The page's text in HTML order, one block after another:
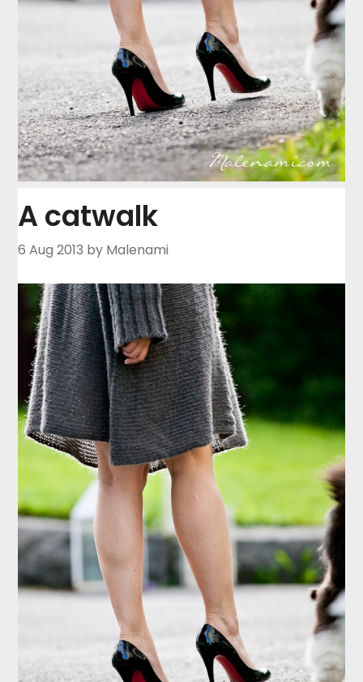
A catwalk
6 Aug 2013 by Malenami